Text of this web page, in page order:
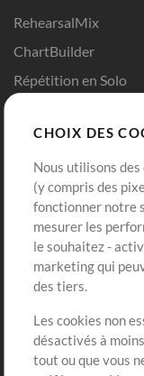
RehearsalMix
ChartBuilder
Répétition en Solo
Modèles
Sons
Boutique
Acheter des crédits
Contenu gratuit
Demander les pistes
Extras
Sessions
CHOIX DES
Nous utilisons
(y compris des
fonctionner notre
mesurer les
le souhaitez -
marketing qui
des tiers.
Les cookies non
désactivés à
tout ou que vous